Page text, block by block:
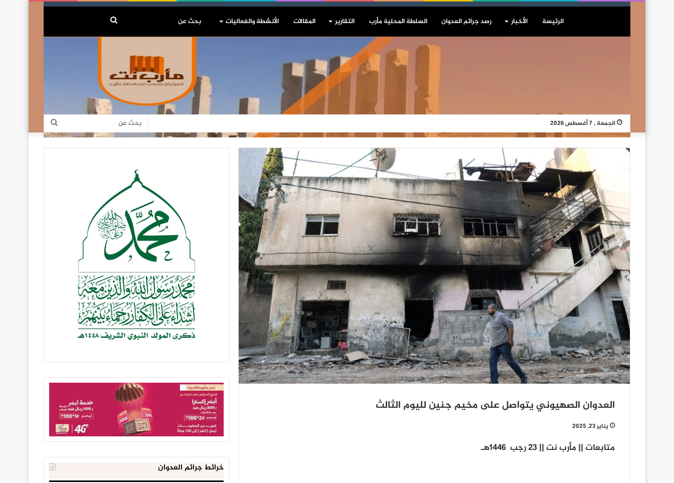
الرئيسة الأخبار رصد جرائم العدوان السلطة المحلية مأرب التقارير المقالات الأنشطة والفعاليات بحث
الجمعة , 7 أغسطس 2026
بحث
عن
العدوان الصهيوني يتواصل على مخيم جنين لليوم الثالث
يناير 23, 2025
متابعات || مأرب نت || 23 رجب 1446هـ
خرائط جرائم العدوان